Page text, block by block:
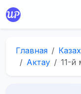
Главная
Актау
11-й